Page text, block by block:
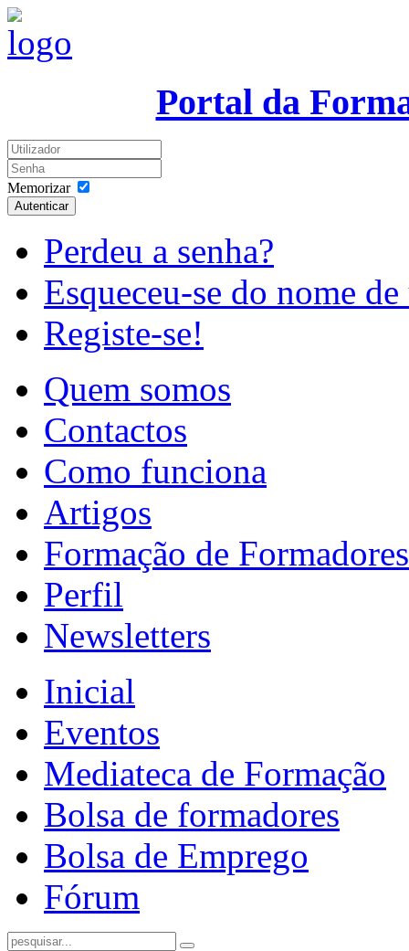
Portal da
Memorizar
Autenticar
Perdeu a senha?
Esqueceu-se do nome
Registe-se!
Quem somos
Contactos
Como funciona
Artigos
Formação de Formadores
Perfil
Newsletters
Inicial
Eventos
Mediateca de Formação
Bolsa de formadores
Bolsa de Emprego
Fórum